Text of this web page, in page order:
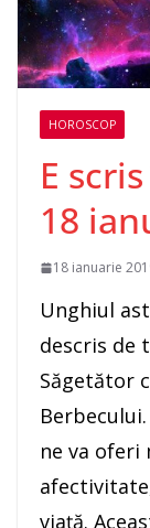
HOROSCOP
E
18
18 ianuarie
Unghiul
descris de
Săgetător
ne va oferi
viaţă.